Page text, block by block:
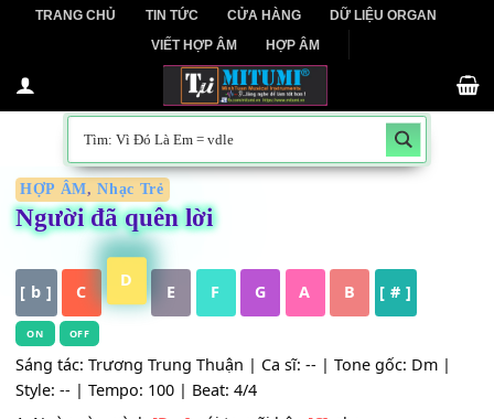
TRANG CHỦ TIN TỨC CỬA HÀNG DỮ LIỆU ORGAN
VIẾT HỢP ÂM HỢP ÂM
HỢP ÂM,Nhạc Trẻ
Người đã quên lời
[ b ] C
D
E F G A B
ON OFF
Sáng tác: Trương Trung Thuận | Ca sĩ: -- | Tone gốc: